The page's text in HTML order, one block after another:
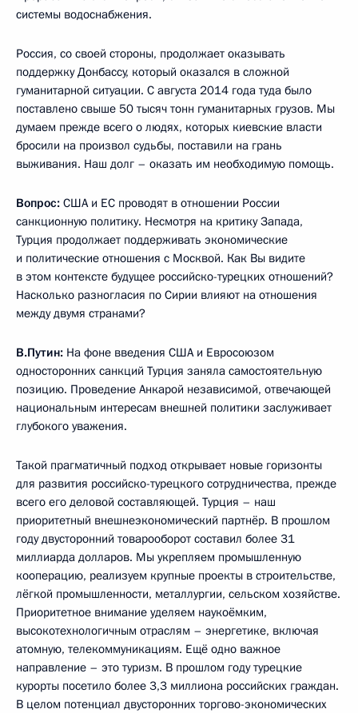
системы водоснабжения.
Россия, со своей стороны, продолжает оказывать
поддержку Донбассу, который оказался в сложной
гуманитарной ситуации. С августа 2014 года туда было
поставлено свыше 50 тысяч тонн гуманитарных грузов. Мы
думаем прежде всего о людях, которых киевские власти
бросили на произвол судьбы, поставили на грань
выживания. Наш долг – оказать им необходимую помощь.
Вопрос: США и ЕС проводят в отношении России
санкционную политику. Несмотря на критику Запада,
Турция продолжает поддерживать экономические
и политические отношения с Москвой. Как Вы видите
в этом контексте будущее российско-турецких отношений?
Насколько разногласия по Сирии влияют на отношения
между двумя странами?
В.Путин: На фоне введения США и Евросоюзом
односторонних санкций Турция заняла самостоятельную
позицию. Проведение Анкарой независимой, отвечающей
национальным интересам внешней политики заслуживает
глубокого уважения.
Такой прагматичный подход открывает новые горизонты
для развития российско-турецкого сотрудничества, прежде
всего его деловой составляющей. Турция – наш
приоритетный внешнеэкономический партнёр. В прошлом
году двусторонний товарооборот составил более 31
миллиарда долларов. Мы укрепляем промышленную
кооперацию, реализуем крупные проекты в строительстве,
лёгкой промышленности, металлургии, сельском хозяйстве.
Приоритетное внимание уделяем наукоёмким,
высокотехнологичным отраслям – энергетике, включая
атомную, телекоммуникациям. Ещё одно важное
направление – это туризм. В прошлом году турецкие
курорты посетило более 3,3 миллиона российских граждан.
В целом потенциал двусторонних торгово-экономических